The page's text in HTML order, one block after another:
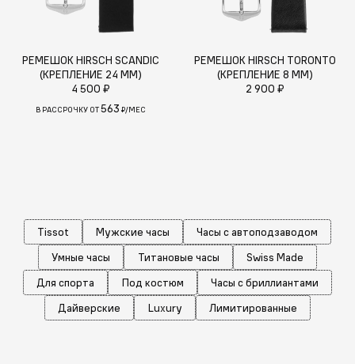
РЕМЕШОК HIRSCH SCANDIC
(КРЕПЛЕНИЕ 24 ММ)
4 500 ₽
В РАССРОЧКУ ОТ563 ₽/МЕС
РЕМЕШОК HIRSCH TORONTO
(КРЕПЛЕНИЕ 8 ММ)
2 900 ₽
Tissot Мужские часы
Часы с автоподзаводом
Умные часы
Титановые часы
Swiss Made
Для спорта
Под костюм
Часы с бриллиантами
Дайверские
Luxury Лимитированные